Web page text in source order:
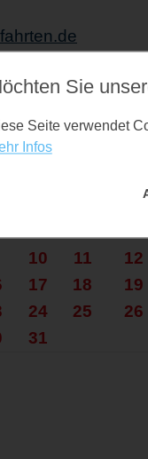
10 11
12
17 18
19
24 25
26
31
Sie
Seite verwendet
Infos